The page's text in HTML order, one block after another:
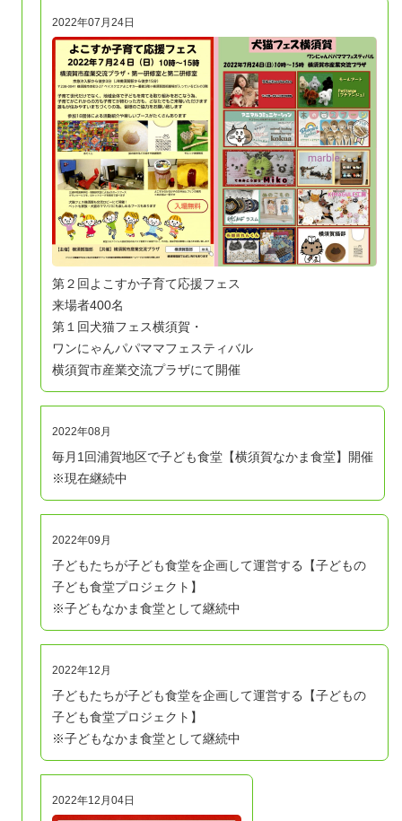
2022年07月24日
第２回よこすか子育て応援フェス
来場者400名
第１回犬猫フェス横須賀・
ワンにゃんパパママフェスティバル
横須賀市産業交流プラザにて開催
2022年08月
毎月1回浦賀地区で子ども食堂【横須賀なかま食堂】開催
※現在継続中
2022年09月
子どもたちが子ども食堂を企画して運営する【子どもの
子ども食堂プロジェクト】
※子どもなかま食堂として継続中
2022年12月
子どもたちが子ども食堂を企画して運営する【子どもの
子ども食堂プロジェクト】
※子どもなかま食堂として継続中
2022年12月04日